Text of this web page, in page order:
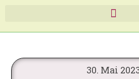
30. Mai